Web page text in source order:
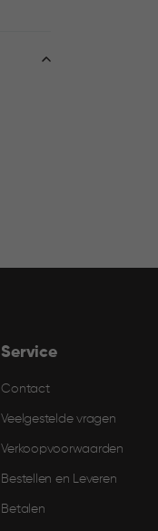
Service
Contact
Veelgestelde vragen
Verkoopvoorwaarden
Bestellen en Leveren​
Betalen